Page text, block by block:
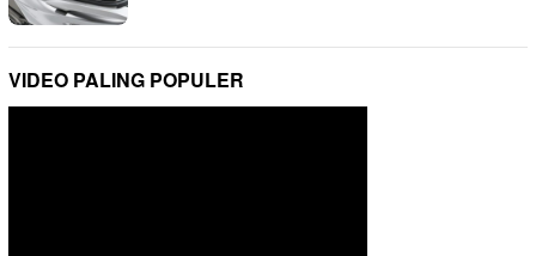
VIDEO PALING POPULER